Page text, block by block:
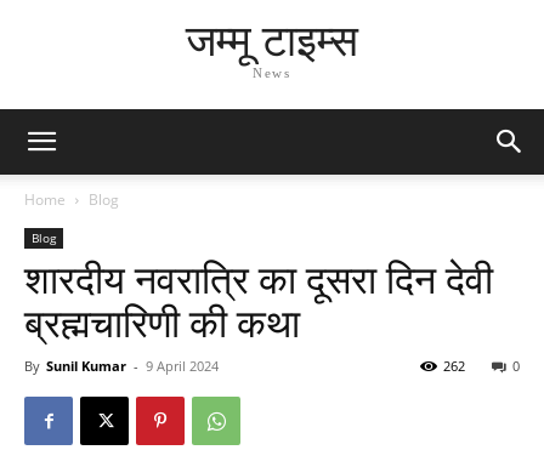
जम्मू टाइम्स
News
Home Blog
Blog
शारदीय नवरात्रि का दूसरा दिन देवी
ब्रह्मचारिणी की कथा
By Sunil Kumar - 9 April 2024 0
262